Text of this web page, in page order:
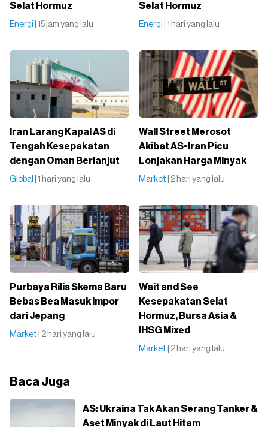
Selat Hormuz
Energi | 15 jam yang lalu
Selat Hormuz
Energi | 1 hari yang lalu
Iran Larang Kapal AS di
Tengah Kesepakatan
dengan Oman Berlanjut
Global | 1 hari yang lalu
Wall Street Merosot
Akibat AS-Iran Picu
Lonjakan Harga Minyak
Market | 2 hari yang lalu
Purbaya Rilis Skema Baru
Bebas Bea Masuk Impor
dari Jepang
Market | 2 hari yang lalu
Wait and See
Kesepakatan Selat
Hormuz, Bursa Asia &
IHSG Mixed
Market | 2 hari yang lalu
Baca Juga
AS: Ukraina Tak Akan Serang Tanker &
Aset Minyak di Laut Hitam